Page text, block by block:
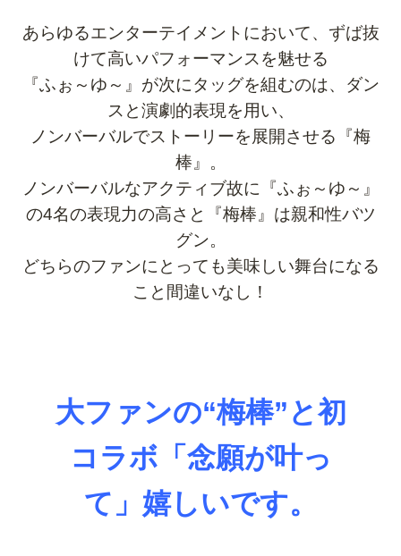
あらゆるエンターテイメントにおいて、ずば抜
けて高いパフォーマンスを魅せる
『ふぉ～ゆ～』が次にタッグを組むのは、ダン
スと演劇的表現を用い、
ノンバーバルでストーリーを展開させる『梅
棒』。
ノンバーバルなアクティブ故に『ふぉ～ゆ～』
の4名の表現力の高さと『梅棒』は親和性バツ
グン。
どちらのファンにとっても美味しい舞台になる
こと間違いなし！
大ファンの“梅棒”と初
コラボ「 念願が叶っ
て」嬉しいです。